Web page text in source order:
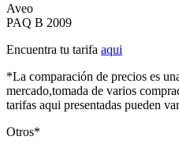
Aveo
PAQ B 2009
Encuentra tu tarifa aqui
*La comparación de precios es
mercado,tomada de varios
tarifas aqui presentadas pueden
Otros*